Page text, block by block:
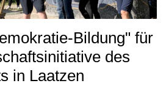
Bildung" für
des
in Laatzen